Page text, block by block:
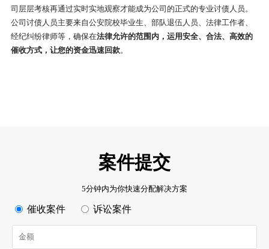
司层层考核再通过实时实地观察才能成为公司的正式的专业讨债人员。
公司讨债人员主要来自公安院校毕业生、部队退伍人员、法律工作者、
经纪纠纷律师等，确保在法律允许的范围内，运用安全、合法、高效的
催收方式，让您的资金迅速回款。
案件提交
5分钟内为你快速分配解决方案
催收案件 诉讼案件